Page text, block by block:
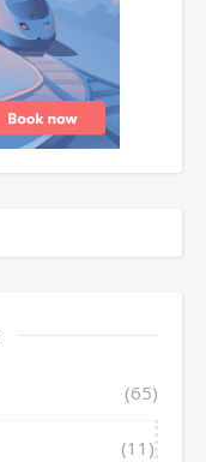
(65)
(11)